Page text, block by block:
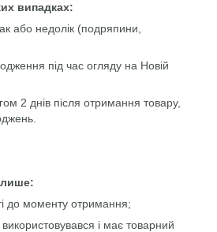
випадках:
або недолік (подряпини,
під час огляду на Новій
2 днів після отримання товару,
до моменту отримання;
і має товарний